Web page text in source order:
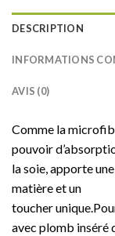
DESCRIPTION
INFORMATIONS
AVIS (0)
Comme la
pouvoir
la soie, apporte
matière et un
toucher
avec plomb inséré